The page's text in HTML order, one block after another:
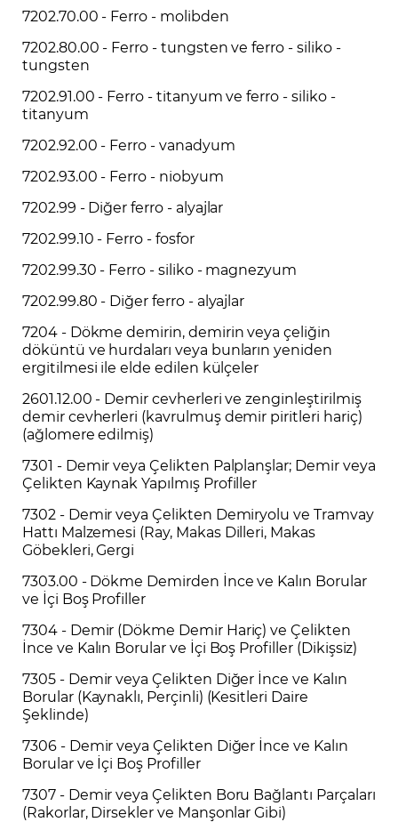
7202.70.00 - Ferro - molibden
7202.80.00 - Ferro - tungsten ve ferro - siliko -
tungsten
7202.91.00 - Ferro - titanyum ve ferro - siliko -
titanyum
7202.92.00 - Ferro - vanadyum
7202.93.00 - Ferro - niobyum
7202.99 - Diğer ferro - alyajlar
7202.99.10 - Ferro - fosfor
7202.99.30 - Ferro - siliko - magnezyum
7202.99.80 - Diğer ferro - alyajlar
7204 - Dökme demirin, demirin veya çeliğin
döküntü ve hurdaları veya bunların yeniden
ergitilmesi ile elde edilen külçeler
2601.12.00 - Demir cevherleri ve zenginleştirilmiş
demir cevherleri (kavrulmuş demir piritleri hariç)
(ağlomere edilmiş)
7301 - Demir veya Çelikten Palplanşlar; Demir veya
Çelikten Kaynak Yapılmış Profiller
7302 - Demir veya Çelikten Demiryolu ve Tramvay
Hattı Malzemesi (Ray, Makas Dilleri, Makas
Göbekleri, Gergi
7303.00 - Dökme Demirden İnce ve Kalın Borular
ve İçi Boş Profiller
7304 - Demir (Dökme Demir Hariç) ve Çelikten
İnce ve Kalın Borular ve İçi Boş Profiller (Dikişsiz)
7305 - Demir veya Çelikten Diğer İnce ve Kalın
Borular (Kaynaklı, Perçinli) (Kesitleri Daire
Şeklinde)
7306 - Demir veya Çelikten Diğer İnce ve Kalın
Borular ve İçi Boş Profiller
7307 - Demir veya Çelikten Boru Bağlantı Parçaları
(Rakorlar, Dirsekler ve Manşonlar Gibi)